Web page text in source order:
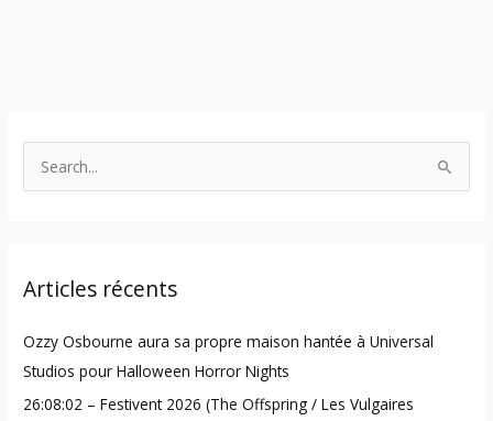
c
f
o
r
Articles récents
Ozzy Osbourne aura sa propre maison hantée à Universal
Studios pour Halloween Horror Nights
26:08:02 – Festivent 2026 (The Offspring / Les Vulgaires